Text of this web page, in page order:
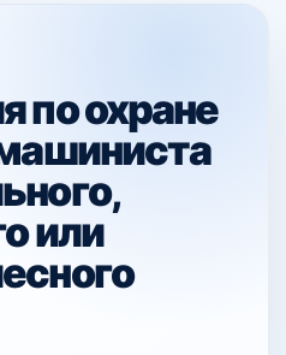
по охране
или